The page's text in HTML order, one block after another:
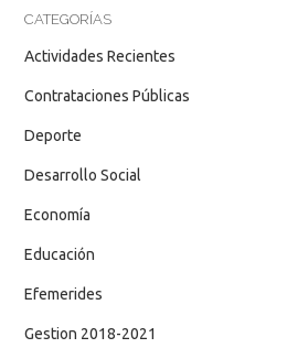
CATEGORÍAS
Actividades Recientes
Contrataciones Públicas
Deporte
Desarrollo Social
Economía
Educación
Efemerides
Gestion 2018-2021